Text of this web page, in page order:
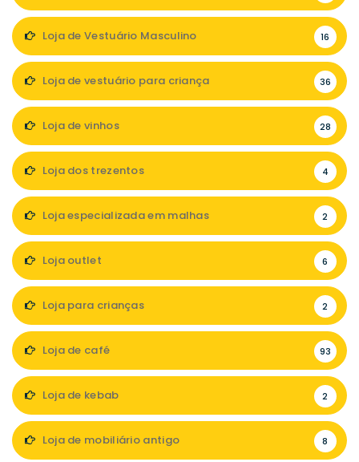
Loja de Vestuário Masculino 16
Loja de vestuário para criança 36
Loja de vinhos 28
Loja dos trezentos 4
Loja especializada em malhas 2
Loja outlet 6
Loja para crianças 2
Loja de café 93
Loja de kebab 2
Loja de mobiliário antigo 8